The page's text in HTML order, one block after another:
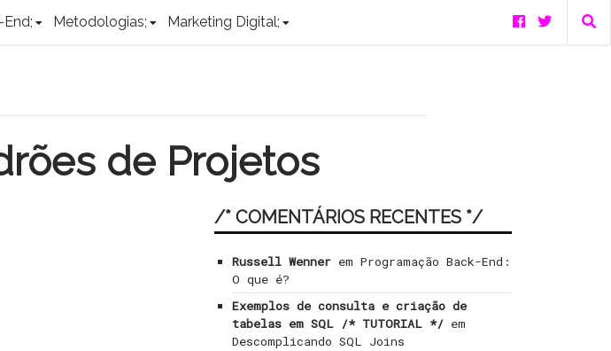
Metodologias; Marketing Digital;
de Projetos
/* COMENTÁRIOS RECENTES */
Russell Wenner em Programação Back-End:
O que é?
Exemplos de consulta e criação de
tabelas em SQL /* TUTORIAL */ em
Descomplicando SQL Joins